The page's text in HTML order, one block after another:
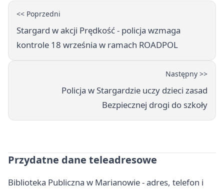
<< Poprzedni
Stargard w akcji Prędkość - policja wzmaga
kontrole 18 września w ramach ROADPOL
Następny >>
Policja w Stargardzie uczy dzieci zasad
Bezpiecznej drogi do szkoły
Przydatne dane teleadresowe
Biblioteka Publiczna w Marianowie - adres, telefon i